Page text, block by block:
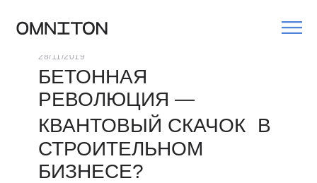
Главная / Новости Бетонная революция- квантовый
28/11/2019
БЕТОННАЯ
РЕВОЛЮЦИЯ —
КВАНТОВЫЙ СКАЧОК В
СТРОИТЕЛЬНОМ
БИЗНЕСЕ?